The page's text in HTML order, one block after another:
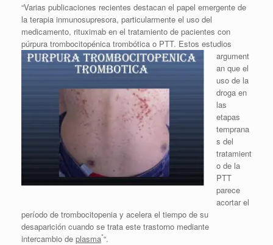
“Varias publicaciones recientes destacan el papel emergente de
la terapia inmunosupresora, particularmente el uso del
medicamento, rituximab en el tratamiento de pacientes con
púrpura trombocitopénica trombótica o PTT. Estos estudios
argument
an que el
uso de la
droga en
las
etapas
temprana
s del
tratamient
o de la
PTT
parece
acortar el
período de trombocitopenia y acelera el tiempo de su
desaparición cuando se trata este trastorno mediante
intercambio de plasma*“.